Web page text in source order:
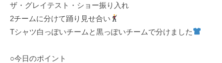
ザ・グレイテスト・ショー振り入れ
2チームに分けて踊り見せ合い
Tシャツ白っぽいチームと黒っぽいチームで分けました
○今日のポイント